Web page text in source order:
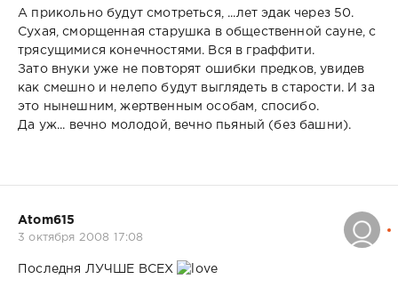
А прикольно будут смотреться, ...лет эдак через 50.
Сухая, сморщенная старушка в общественной сауне, с
трясущимися конечностями. Вся в граффити.
Зато внуки уже не повторят ошибки предков, увидев
как смешно и нелепо будут выглядеть в старости. И за
это нынешним, жертвенным особам, спосибо.
Да уж... вечно молодой, вечно пьяный (без башни).
Atom615
3 октября 2008 17:08
Последня ЛУЧШЕ ВСЕХ